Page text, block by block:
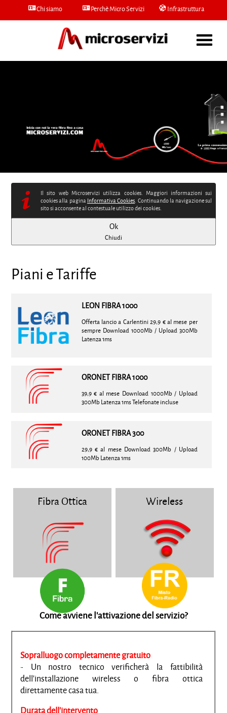
Chi siamo Perchè Micro Servizi Infrastruttura
Mail
Il sito web Microservizi utilizza cookies. Maggiori informazioni sui
cookies alla pagina Informativa Cookies. Continuando la navigazione sul
sito si acconsente al contestuale utilizzo dei cookies.
Ok
Chiudi
Piani e Tariffe
LEON FIBRA 1000
Offerta lancio a Carlentini 29,9 € al mese per
sempre Download 1000Mb / Upload 300Mb
Latenza 1ms
ORONET FIBRA 1000
39,9 € al mese Download 1000Mb / Upload
300Mb Latenza 1ms Telefonate incluse
ORONET FIBRA 300
29,9 € al mese Download 300Mb / Upload
100Mb Latenza 1ms
Fibra Ottica Wireless
Come avviene l'attivazione del servizio?
Sopralluogo completamente gratuito
- Un nostro tecnico verificherà la fattibilità
dell'installazione wireless o fibra ottica
direttamente casa tua.
Durata dell'intervento